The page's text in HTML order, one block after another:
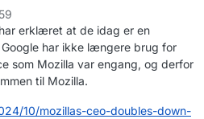
erklæret at de idag er en
har ikke længere brug for
som Mozilla var engang, og derfor
til Mozilla.
10/mozillas-ceo-doubles-down-